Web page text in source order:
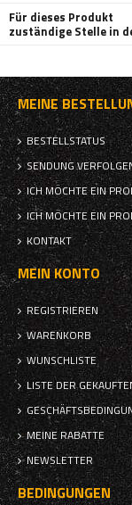
Für dieses Produkt
zuständige Stelle in
MEINE
BESTELLSTATUS
SENDUNG
ICH MÖCHTE EIN
ICH MÖCHTE EIN
KONTAKT
MEIN KONTO
REGISTRIEREN
WARENKORB
WUNSCHLISTE
LISTE DER
MEINE RABATTE
NEWSLETTER
BEDINGUNGEN